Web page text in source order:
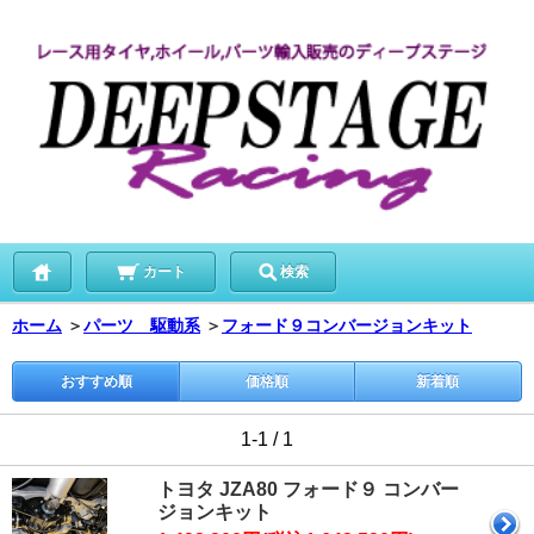
カート 検索
ホーム ＞パーツ 駆動系 ＞ フォード９コンバージョンキット
おすすめ順 価格順 新着順
1-1 / 1
トヨタ JZA80 フォード９ コンバー
ジョンキット